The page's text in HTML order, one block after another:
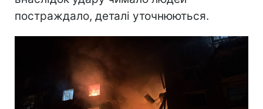
постраждало, деталі уточнюються.